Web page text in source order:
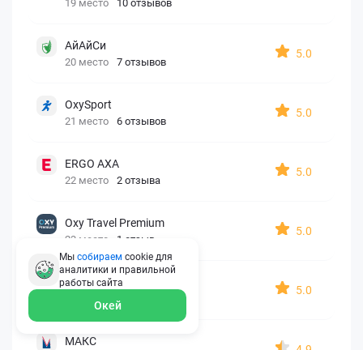
19 место 10 отзывов
АйАйСи
20 место 7 отзывов
5.0
OxySport
21 место 6 отзывов
5.0
ERGO AXA
22 место 2 отзыва
5.0
Oxy Travel Premium
23 место 1 отзыв
5.0
УралСиб
1 отзыв
5.0
МАКС
Мы собираем cookie для
аналитики и правильной
работы сайта
Окей